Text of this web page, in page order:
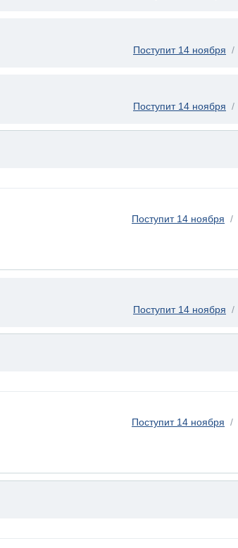
Поступит 14 ноября
Поступит 14 ноября
Поступит 14 ноября
Поступит 14 ноября
Поступит 14 ноября